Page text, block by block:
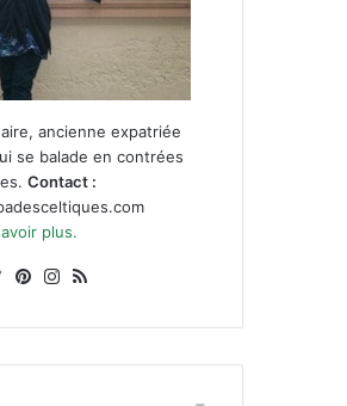
ancienne expatriée
se balade en contrées
Contact :
plus.
X PinterestInstagram